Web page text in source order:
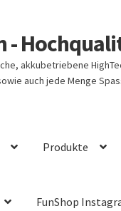
-
akkubetriebene
auch jede Menge
Produkte
FunShop